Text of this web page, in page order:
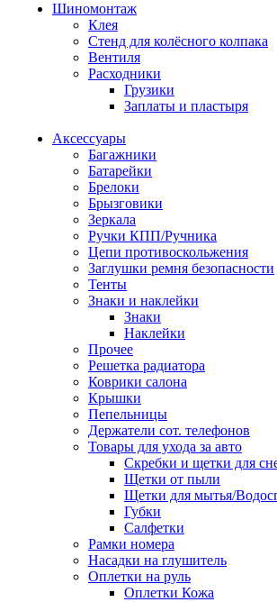
Шиномонтаж
Клея
Стенд для колёсного колпака
Вентиля
Расходники
Грузики
Заплаты и пластыря
Аксессуары
Багажники
Батарейки
Брелоки
Брызговики
Зеркала
Ручки КПП/Ручника
Цепи противоскольжения
Заглушки ремня безопасности
Тенты
Знаки и наклейки
Знаки
Наклейки
Прочее
Решетка радиатора
Коврики салона
Крышки
Пепельницы
Держатели сот. телефонов
Товары для ухода за авто
Скребки и щетки для
Щетки от пыли
Щетки для мытья/
Губки
Салфетки
Рамки номера
Насадки на глушитель
Оплетки на руль
Оплетки Кожа